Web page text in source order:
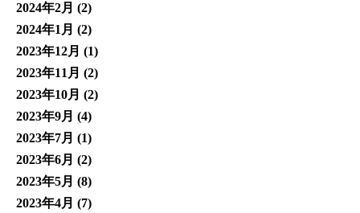
2024年2月 (2)
2024年1月 (2)
2023年12月 (1)
2023年11月 (2)
2023年10月 (2)
2023年9月 (4)
2023年7月 (1)
2023年6月 (2)
2023年5月 (8)
2023年4月 (7)